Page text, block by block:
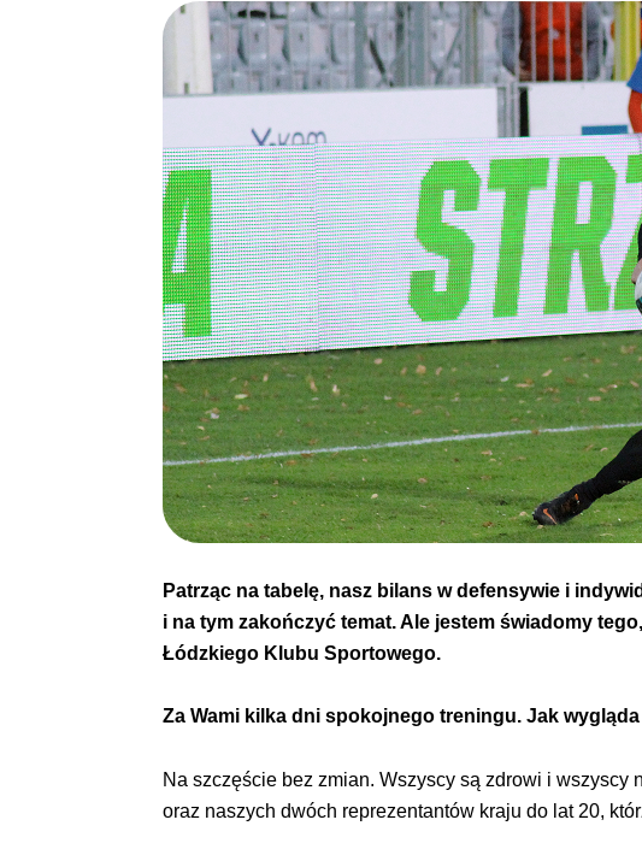
Patrząc na tabelę, nasz bilans w defensywie i
i na tym zakończyć temat. Ale jestem świadomy
Łódzkiego Klubu Sportowego.
Za Wami kilka dni spokojnego treningu. Jak
Na szczęście bez zmian. Wszyscy są zdrowi i
oraz naszych dwóch reprezentantów kraju do lat 20,